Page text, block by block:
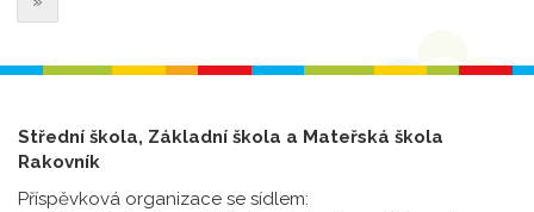
Střední škola, Základní škola a Mateřská škola
Rakovník
Příspěvková organizace se sídlem: